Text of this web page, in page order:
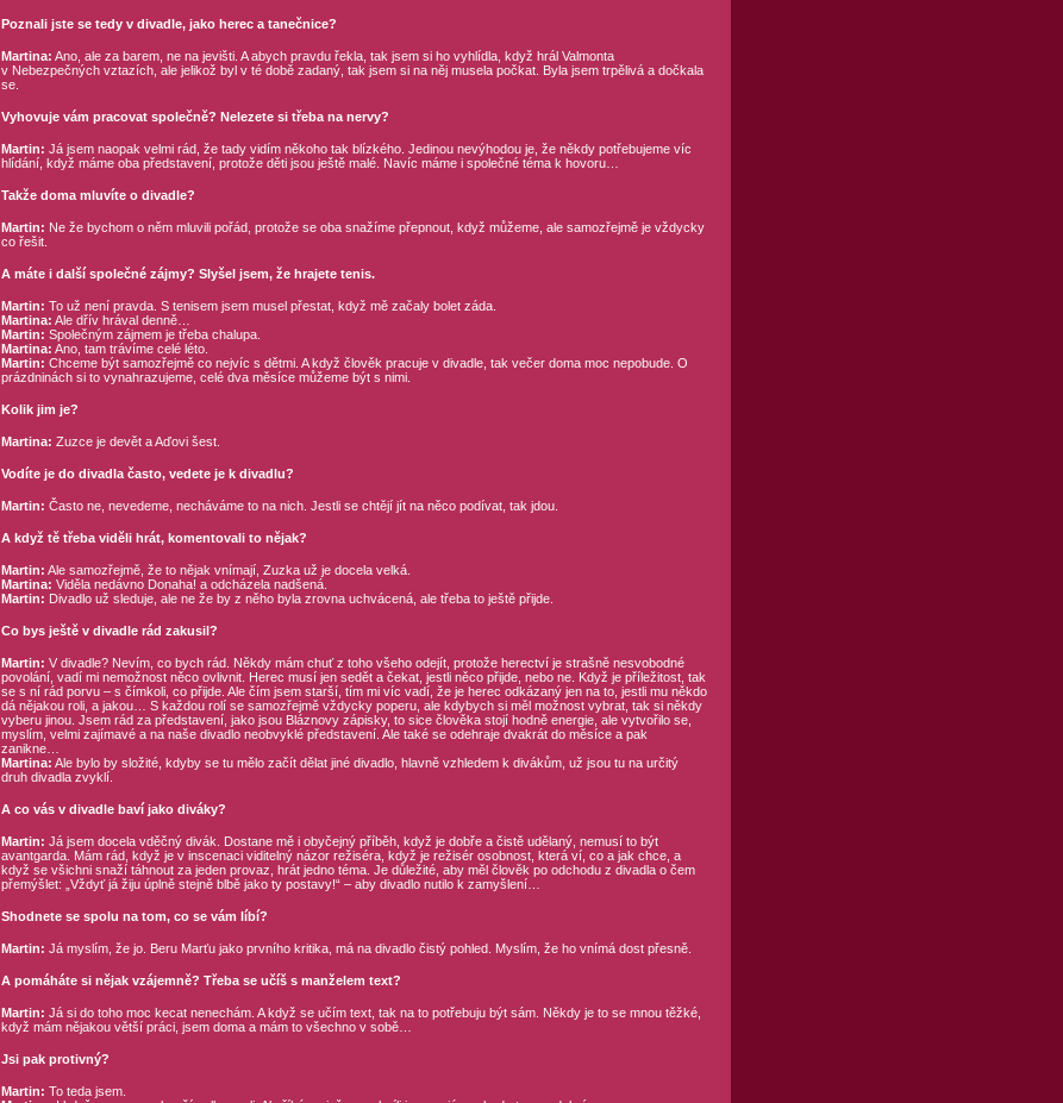
Poznali jste se tedy v divadle, jako herec a tanečnice?
Martina: Ano, ale za barem, ne na jevišti. A abych pravdu řekla, tak jsem si ho vyhlídla, když hrál Valmonta
v Nebezpečných vztazích, ale jelikož byl v té době zadaný, tak jsem si na něj musela počkat. Byla jsem trpělivá a dočkala
se.
Vyhovuje vám pracovat společně? Nelezete si třeba na nervy?
Martin: Já jsem naopak velmi rád, že tady vidím někoho tak blízkého. Jedinou nevýhodou je, že někdy potřebujeme víc
hlídání, když máme oba představení, protože děti jsou ještě malé. Navíc máme i společné téma k hovoru…
Takže doma mluvíte o divadle?
Martin: Ne že bychom o něm mluvili pořád, protože se oba snažíme přepnout, když můžeme, ale samozřejmě je vždycky
co řešit.
A máte i další společné zájmy? Slyšel jsem, že hrajete tenis.
Martin: To už není pravda. S tenisem jsem musel přestat, když mě začaly bolet záda.
Martina: Ale dřív hrával denně…
Martin: Společným zájmem je třeba chalupa.
Martina: Ano, tam trávíme celé léto.
Martin: Chceme být samozřejmě co nejvíc s dětmi. A když člověk pracuje v divadle, tak večer doma moc nepobude. O
prázdninách si to vynahrazujeme, celé dva měsíce můžeme být s nimi.
Kolik jim je?
Martina: Zuzce je devět a Aďovi šest.
Vodíte je do divadla často, vedete je k divadlu?
Martin: Často ne, nevedeme, necháváme to na nich. Jestli se chtějí jít na něco podívat, tak jdou.
A když tě třeba viděli hrát, komentovali to nějak?
Martin: Ale samozřejmě, že to nějak vnímají, Zuzka už je docela velká.
Martina: Viděla nedávno Donaha! a odcházela nadšená.
Martin: Divadlo už sleduje, ale ne že by z něho byla zrovna uchvácená, ale třeba to ještě přijde.
Co bys ještě v divadle rád zakusil?
Martin: V divadle? Nevím, co bych rád. Někdy mám chuť z toho všeho odejít, protože herectví je strašně nesvobodné
povolání, vadí mi nemožnost něco ovlivnit. Herec musí jen sedět a čekat, jestli něco přijde, nebo ne. Když je příležitost, tak
se s ní rád porvu – s čímkoli, co přijde. Ale čím jsem starší, tím mi víc vadí, že je herec odkázaný jen na to, jestli mu někdo
dá nějakou roli, a jakou… S každou rolí se samozřejmě vždycky poperu, ale kdybych si měl možnost vybrat, tak si někdy
vyberu jinou. Jsem rád za představení, jako jsou Bláznovy zápisky, to sice člověka stojí hodně energie, ale vytvořilo se,
myslím, velmi zajímavé a na naše divadlo neobvyklé představení. Ale také se odehraje dvakrát do měsíce a pak
zanikne…
Martina: Ale bylo by složité, kdyby se tu mělo začít dělat jiné divadlo, hlavně vzhledem k divákům, už jsou tu na určitý
druh divadla zvyklí.
A co vás v divadle baví jako diváky?
Martin: Já jsem docela vděčný divák. Dostane mě i obyčejný příběh, když je dobře a čistě udělaný, nemusí to být
avantgarda. Mám rád, když je v inscenaci viditelný názor režiséra, když je režisér osobnost, která ví, co a jak chce, a
když se všichni snaží táhnout za jeden provaz, hrát jedno téma. Je důležité, aby měl člověk po odchodu z divadla o čem
přemýšlet: „Vždyť já žiju úplně stejně blbě jako ty postavy!“ – aby divadlo nutilo k zamyšlení…
Shodnete se spolu na tom, co se vám líbí?
Martin: Já myslím, že jo. Beru Marťu jako prvního kritika, má na divadlo čistý pohled. Myslím, že ho vnímá dost přesně.
A pomáháte si nějak vzájemně? Třeba se učíš s manželem text?
Martin: Já si do toho moc kecat nenechám. A když se učím text, tak na to potřebuju být sám. Někdy je to se mnou těžké,
když mám nějakou větší práci, jsem doma a mám to všechno v sobě…
Jsi pak protivný?
Martin: To teda jsem.